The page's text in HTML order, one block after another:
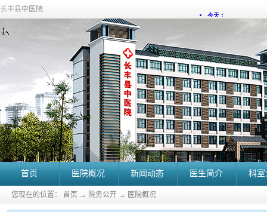
长丰县中医院
首页 医院概况 新闻动态 医生简介 科
您现在的位置： 首页 → 院务公开 → 医院概况